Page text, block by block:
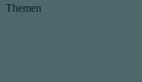
Themen